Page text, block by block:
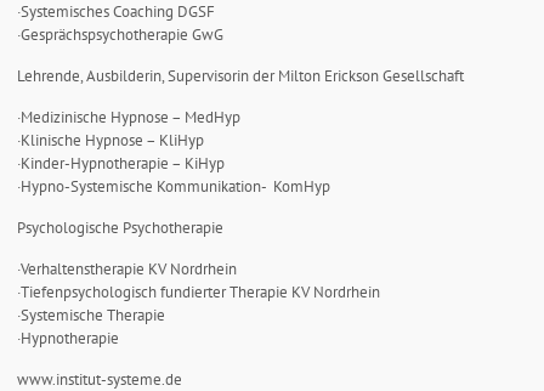
·Systemisches Coaching DGSF
·Gesprächspsychotherapie GwG
Lehrende, Ausbilderin, Supervisorin der Milton Erickson Gesellschaft
·Medizinische Hypnose – MedHyp
·Klinische Hypnose – KliHyp
·Kinder-Hypnotherapie – KiHyp
·Hypno-Systemische Kommunikation- KomHyp
Psychologische Psychotherapie
·Verhaltenstherapie KV Nordrhein
·Tiefenpsychologisch fundierter Therapie KV Nordrhein
·Systemische Therapie
·Hypnotherapie
www.institut-systeme.de